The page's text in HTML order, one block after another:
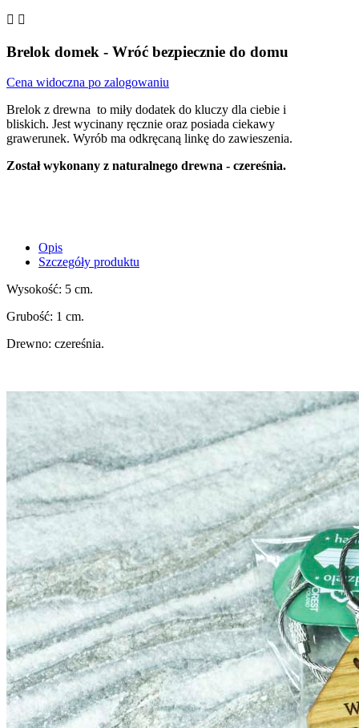
 
Brelok domek - Wróć bezpiecznie do domu
Cena widoczna po zalogowaniu
Brelok z drewna to miły dodatek do kluczy dla ciebie i
bliskich. Jest wycinany ręcznie oraz posiada ciekawy
grawerunek. Wyrób ma odkręcaną linkę do zawieszenia.
Został wykonany z naturalnego drewna - czereśnia.
Opis
Szczegóły produktu
Wysokość: 5 cm.
Grubość: 1 cm.
Drewno: czereśnia.